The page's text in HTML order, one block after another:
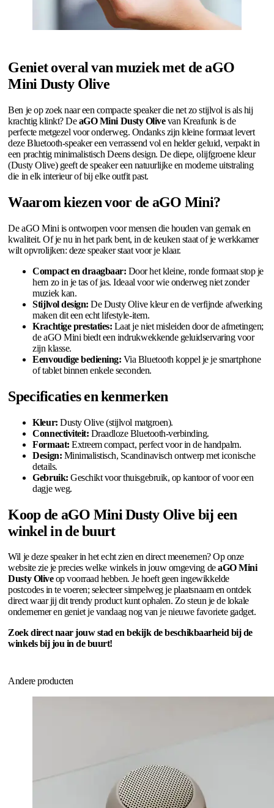
Geniet overal van muziek met de aGO
Mini Dusty Olive
Ben je op zoek naar een compacte speaker die net zo stijlvol is als hij
krachtig klinkt? DeaGO Mini Dusty Olivevan Kreafunk is de
perfecte metgezel voor onderweg. Ondanks zijn kleine formaat levert
deze Bluetooth-speaker een verrassend vol en helder geluid, verpakt in
een prachtig minimalistisch Deens design. De diepe, olijfgroene kleur
(Dusty Olive) geeft de speaker een natuurlijke en moderne uitstraling
die in elk interieur of bij elke outfit past.
Waarom kiezen voor de aGO Mini?
De aGO Mini is ontworpen voor mensen die houden van gemak en
kwaliteit. Of je nu in het park bent, in de keuken staat of je werkkamer
wilt opvrolijken: deze speaker staat voor je klaar.
Compact en draagbaar: Door het kleine, ronde formaat stop je
hem zo in je tas of jas. Ideaal voor wie onderweg niet zonder
muziek kan.
Stijlvol design: De Dusty Olive kleur en de verfijnde afwerking
maken dit een echt lifestyle-item.
Krachtige prestaties: Laat je niet misleiden door de afmetingen;
de aGO Mini biedt een indrukwekkende geluidservaring voor
zijn klasse.
Eenvoudige bediening: Via Bluetooth koppel je je smartphone
of tablet binnen enkele seconden.
Specificaties en kenmerken
Kleur: Dusty Olive (stijlvol matgroen).
Connectiviteit: Draadloze Bluetooth-verbinding.
Formaat: Extreem compact, perfect voor in de handpalm.
Design: Minimalistisch, Scandinavisch ontwerp met iconische
details.
Gebruik: Geschikt voor thuisgebruik, op kantoor of voor een
dagje weg.
Koop de aGO Mini Dusty Olive bij een
winkel in de buurt
Wil je deze speaker in het echt zien en direct meenemen? Op onze
website zie je precies welke winkels in jouw omgeving deaGO Mini
Dusty Oliveop voorraad hebben. Je hoeft geen ingewikkelde
postcodes in te voeren; selecteer simpelweg je plaatsnaam en ontdek
direct waar jij dit trendy product kunt ophalen. Zo steun je de lokale
ondernemer en geniet je vandaag nog van je nieuwe favoriete gadget.
Zoek direct naar jouw stad en bekijk de beschikbaarheid bij de
winkels bij jou in de buurt!
Andere producten